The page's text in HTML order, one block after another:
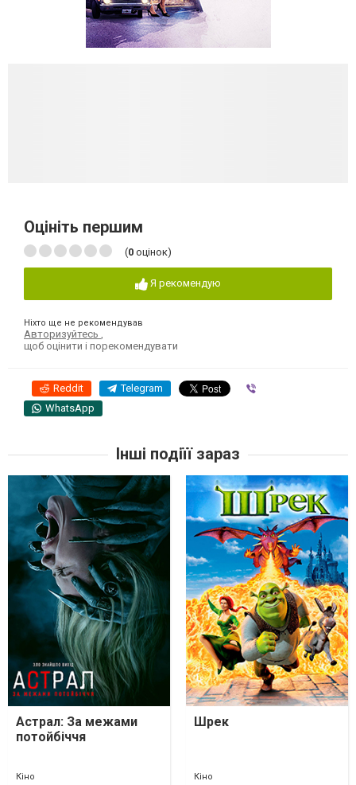
Оцініть першим
(0 оцінок)
Я рекомендую
Ніхто ще не рекомендував
Авторизуйтесь
щоб оцінити і порекомендувати
Reddit Telegram
WhatsApp
Інші подіїї зараз
Астрал: За межами
потойбіччя
Кіно
Шрек
Кіно